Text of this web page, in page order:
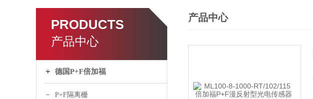
PRODUCTS
产品中心
德国P+F倍加福
P+F隔离栅
产品中心